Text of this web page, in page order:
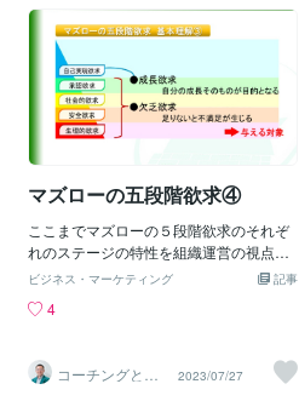
とは、マズローという心理学者が提唱し
た「マズローの５段階欲求」の４番目に
位置付けられた欲求です。ちなみに１番
目が食事や睡眠などの人間が生きていく
ための本能的な欲求で「生理的欲求」と
言います。２番目が身の危険から脱した
いという「安全の欲求」。３番目が集団
に所属したり仲間を得たいという「社会
的欲求」。そして４番目が「承認欲求
う。生物に必要なものであり、基本毎日
発生する。だから需要は必ずある。それ
故、薄利多売。食料、トイレ、枕や家、
風俗関係は度の世界にもあり、競争が激
しい。性欲のみ、生きる上では必要ない
が、ないと絶滅する。男性が女性を買う
まであり、これは「娯楽」である。その
上の、安全欲求は、命の危険にさらされ
ができる家や住処、寝床はどの生物にも
ある。社会的欲求は集団に入りたい帰属
的欲求であり、これは単細胞生物や群れ
ない生物は一部ない。人間は、集団＝育
れたい承認欲求、自分のやりたいことを
実現する自己実現欲求である。で、みげ
マズローの五段階欲求④
ここまでマズローの５段階欲求のそれぞ
れのステージの特性を組織運営の視点か
ら整理してきました。 もう少し理解を深
けます。成長欲求と欠乏欲求です。成長
ります。一方の欠乏欲求は足りないと不
満足が生じます。 では５段階をこの二つ
記事
ビジネス・マーケティング
4
コーチングと社
員研修の永井ロ
2023/07/27